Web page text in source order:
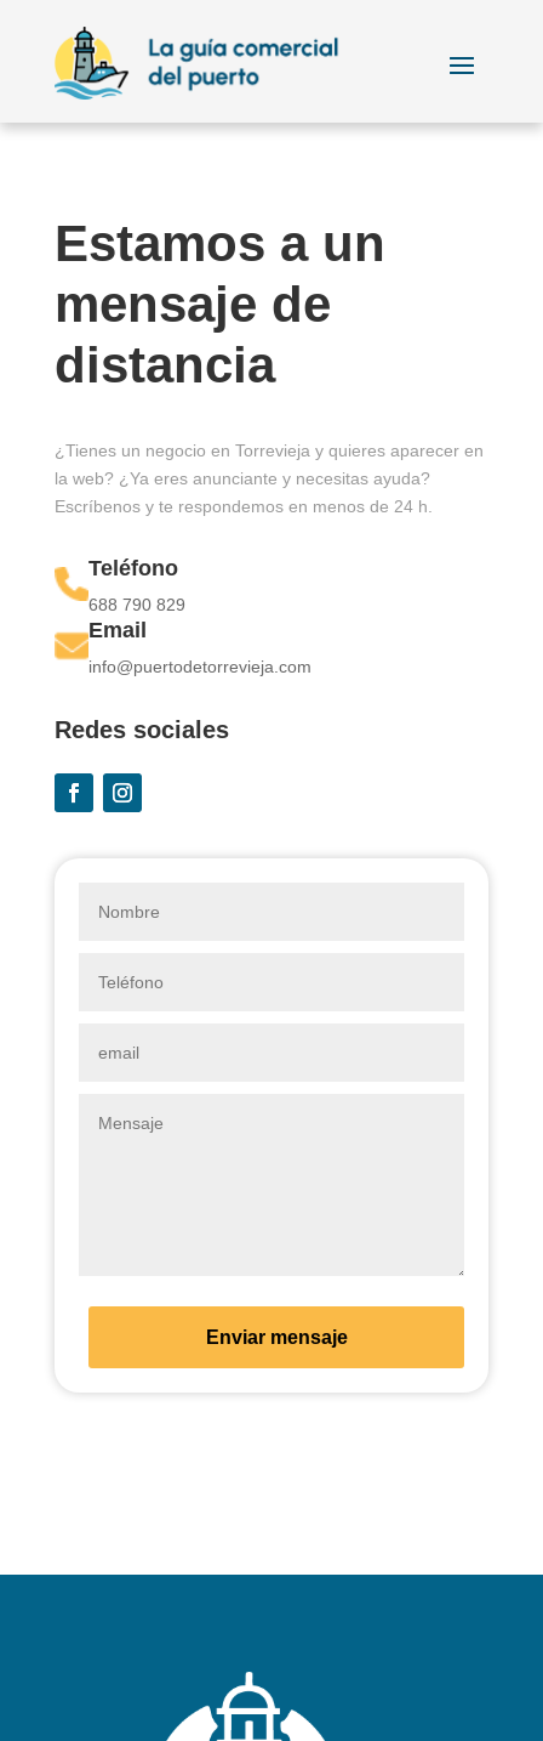
Estamos a un
mensaje de
distancia
¿Tienes un negocio en Torrevieja y quieres aparecer en
la web? ¿Ya eres anunciante y necesitas ayuda?
Escríbenos y te respondemos en menos de 24 h.
Teléfono
688 790 829
Email
info@puertodetorrevieja.com
Redes sociales
Enviar mensaje